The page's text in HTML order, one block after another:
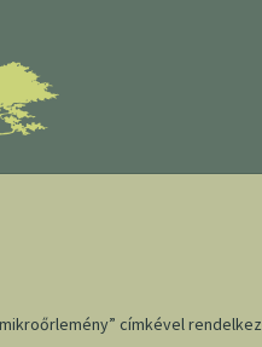
címkével